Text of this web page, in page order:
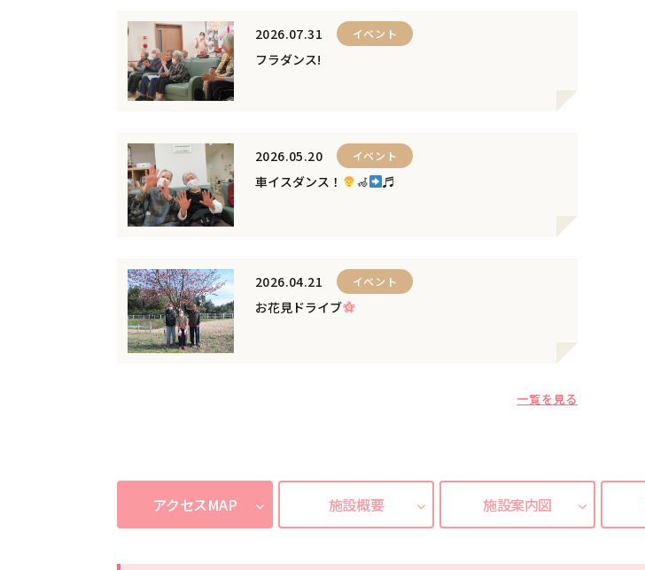
2026.07.31 イベント
フラダンス!
2026.05.20 イベント
車イスダンス！ ‍🦽‍ ♬
2026.04.21 イベント
お花見ドライブ
一覧を見る
アクセスMAP 施設概要 施設案内図